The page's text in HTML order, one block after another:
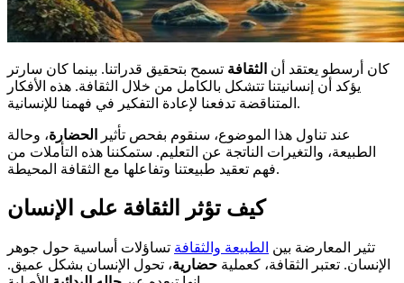
كان أرسطو يعتقد أن الثقافة تسمح بتحقيق قدراتنا. بينما كان سارتر
يؤكد أن إنسانيتنا تتشكل بالكامل من خلال الثقافة. هذه الأفكار
المتناقضة تدفعنا لإعادة التفكير في فهمنا للإنسانية.
عند تناول هذا الموضوع، سنقوم بفحص تأثير الحضارة، وحالة
الطبيعة، والتغيرات الناتجة عن التعليم. ستمكننا هذه التأملات من
فهم تعقيد طبيعتنا وتفاعلها مع الثقافة المحيطة.
كيف تؤثر الثقافة على الإنسان
تثير المعارضة بين الطبيعة والثقافة تساؤلات أساسية حول جوهر
الإنسان. تعتبر الثقافة، كعملية حضارية، تحول الإنسان بشكل عميق.